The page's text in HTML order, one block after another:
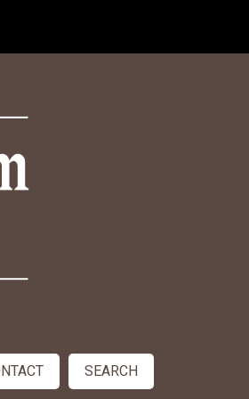
SEARCH